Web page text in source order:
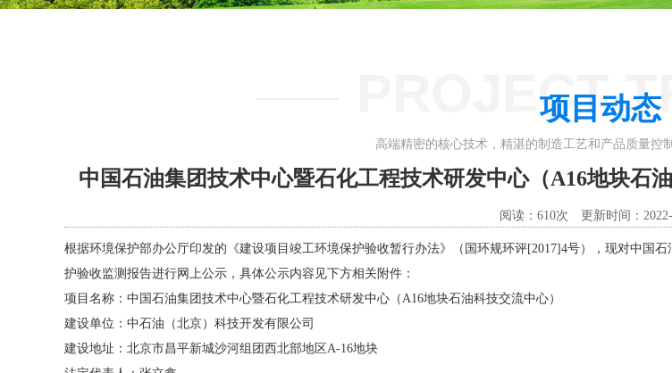
PROJECT
项目动态
高端精密的核心技术，精湛的制造工艺和产品质量控
中国石油集团技术中心暨石化工程技术研发中心（A16地块石
阅读：610次 更新时间：
根据环境保护部办公厅印发的《建设项目竣工环境保护验收暂行办法》（国环规环评[2017]4号），现对中国
护验收监测报告进行网上公示，具体公示内容见下方相关附件：
项目名称：中国石油集团技术中心暨石化工程技术研发中心（A16地块石油科技交流中心）
建设单位：中石油（北京）科技开发有限公司
建设地址：北京市昌平新城沙河组团西北部地区A-16地块